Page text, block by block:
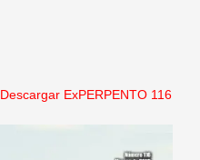
Descargar ExPERPENTO 116